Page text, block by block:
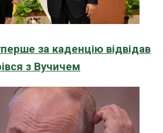
за каденцію відвідав
з Вучичем